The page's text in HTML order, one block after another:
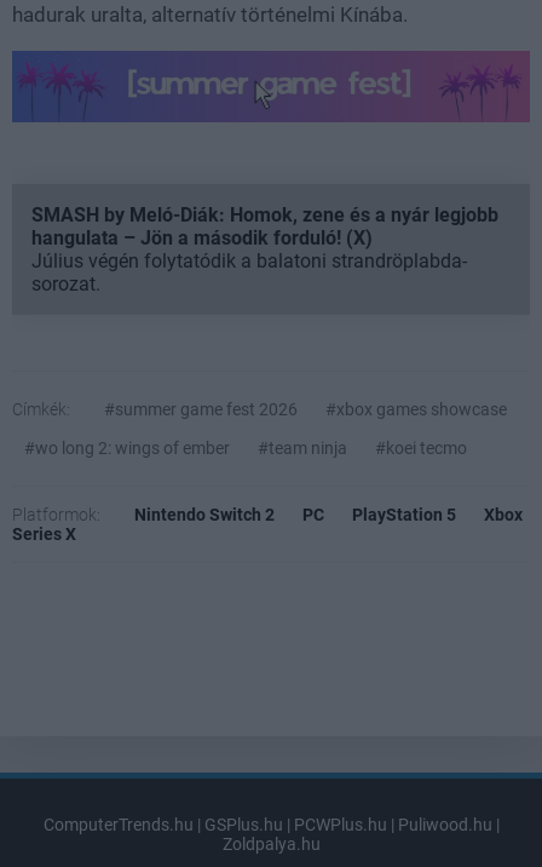
hadurak uralta, alternatív történelmi Kínába.
SMASH by Meló-Diák: Homok, zene és a nyár legjobb
hangulata – Jön a második forduló! (X)
Július végén folytatódik a balatoni strandröplabda-
sorozat.
Címkék: #summer game fest 2026
#xbox games showcase
#wo long 2: wings of ember
#team ninja #koei tecmo
Platformok: Nintendo Switch 2 PC PlayStation 5
Xbox
Series X
ComputerTrends.hu | GSPlus.hu | PCWPlus.hu | Puliwood.hu |
Zoldpalya.hu